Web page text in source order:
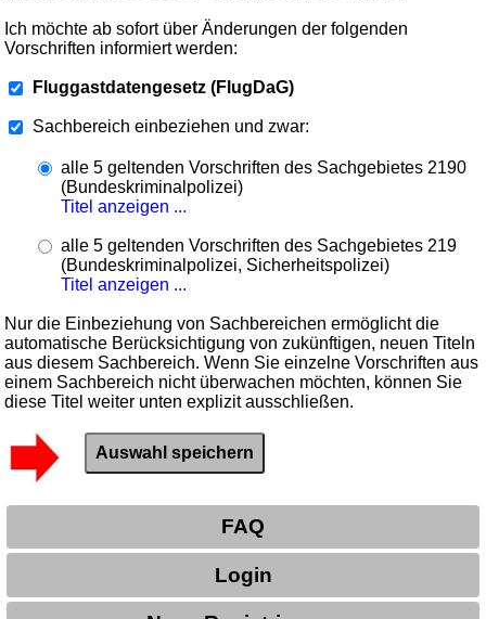
Ich möchte ab sofort über Änderungen der folgenden
Vorschriften informiert werden:
Fluggastdatengesetz (FlugDaG)
Sachbereich einbeziehen und zwar:
alle 5 geltenden Vorschriften des Sachgebietes 2190
(Bundeskriminalpolizei)
Titel anzeigen ...
alle 5 geltenden Vorschriften des Sachgebietes 219
(Bundeskriminalpolizei, Sicherheitspolizei)
Titel anzeigen ...
Nur die Einbeziehung von Sachbereichen ermöglicht die
automatische Berücksichtigung von zukünftigen, neuen Titeln
aus diesem Sachbereich. Wenn Sie einzelne Vorschriften aus
einem Sachbereich nicht überwachen möchten, können Sie
diese Titel weiter unten explizit ausschließen.
FAQ
Login